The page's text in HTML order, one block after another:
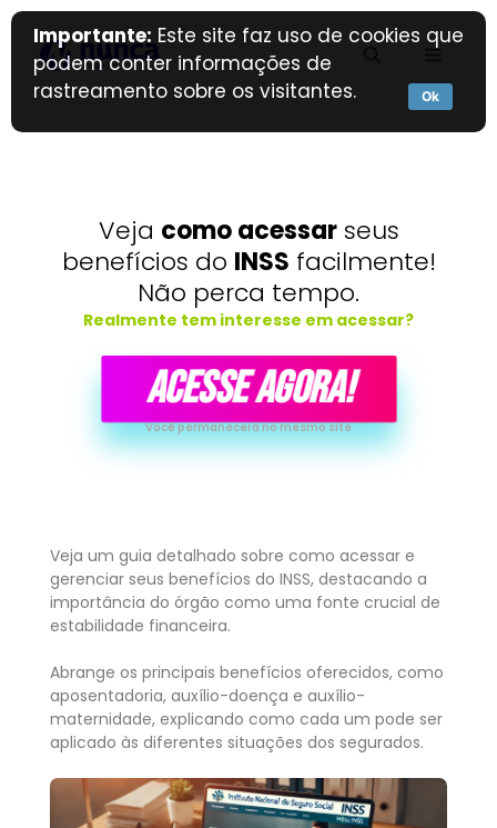
Veja como acessarseus
benefícios do INSS facilmente!
Não perca tempo.
Realmente tem interesse em acessar?
ACESSE AGORA!
Você permanecerá no mesmo site
Veja um guia detalhado sobre como acessar e
gerenciar seus benefícios do INSS, destacando a
importância do órgão como uma fonte crucial de
estabilidade financeira.
Abrange os principais benefícios oferecidos, como
aposentadoria, auxílio-doença e auxílio-
maternidade, explicando como cada um pode ser
aplicado às diferentes situações dos segurados.
Importante: Este site faz uso de cookies que
podem conter informações de
rastreamento sobre os visitantes.
Ok